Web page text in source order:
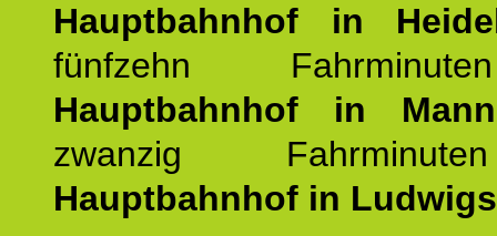
Hauptbahnhof in
fünfzehn
Hauptbahnhof in
zwanzig
Hauptbahnhof in